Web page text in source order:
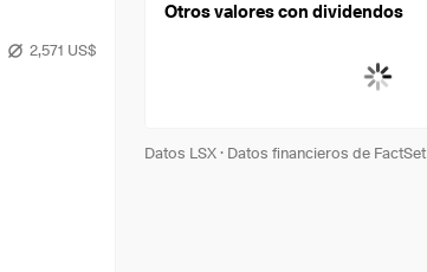
2,571 US$
Otros valores con dividendos
Datos LSX· Datos financieros de FactSet